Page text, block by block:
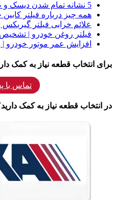
5 نشانه‌ تمام شدن دیسک و صفحه کلاچ + راه تشخیص دقیق
همه‌ چیز درباره فیلتر
علائم خرابی فیلتر
فیلتر روغن خودرو |
افزایش عمر موتور خودرو |
برای انتخاب قطعه نیاز به کمک
تماس با
در انتخاب قطعه نیاز به کمک